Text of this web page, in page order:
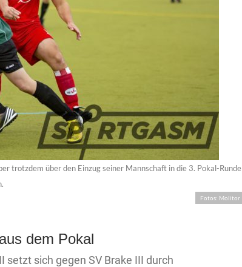
trotzdem über den Einzug seiner Mannschaft in die 3. Pokal-Runde
Fotos: Molitor
dem Pokal
setzt sich gegen SV Brake III durch